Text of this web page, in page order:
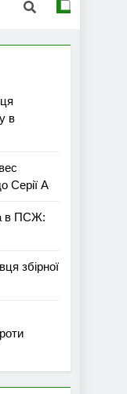
в
Серії А
в ПСЖ:
збірної